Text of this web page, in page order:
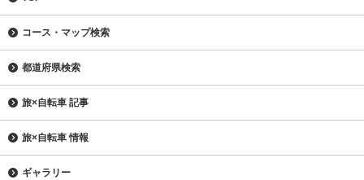
コース・マップ検索
都道府県検索
旅×自転車 記事
旅×自転車 情報
ギャラリー